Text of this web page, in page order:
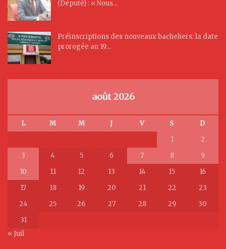
(Député) : « Nous…
Préinscriptions des nouveaux bacheliers: la date
prorogée au 19…
août 2026
L M M J V S
D
1
2
3
4 5 6 7 8
9
10
11 12 13 14 15
16
17
18 19 20 21 22
23
24
25 26 27 28 29
30
31
« Juil